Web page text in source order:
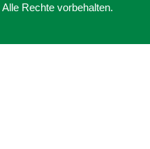
Rechte vorbehalten.